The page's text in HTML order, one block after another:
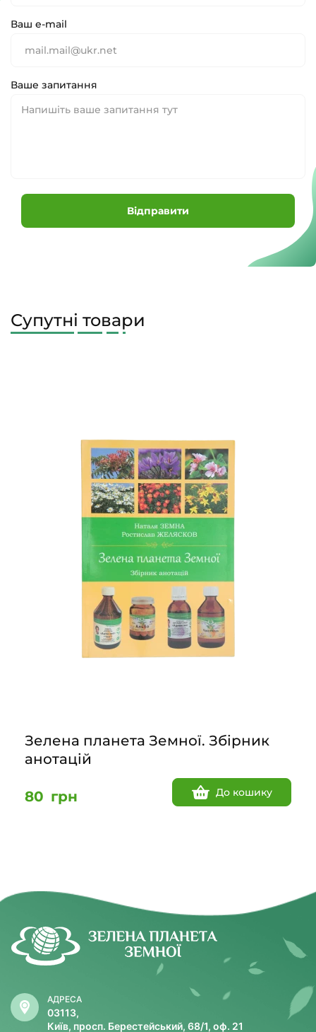
Ваш e-mail
Ваше запитання
Відправити
Супутні товари
Зелена планета Земної. Збірник
анотацій
80 грн До кошику
АДРЕСА
03113,
Київ, просп. Берестейський, 68/1, оф. 21